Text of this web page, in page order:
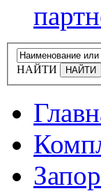
НАЙТИ